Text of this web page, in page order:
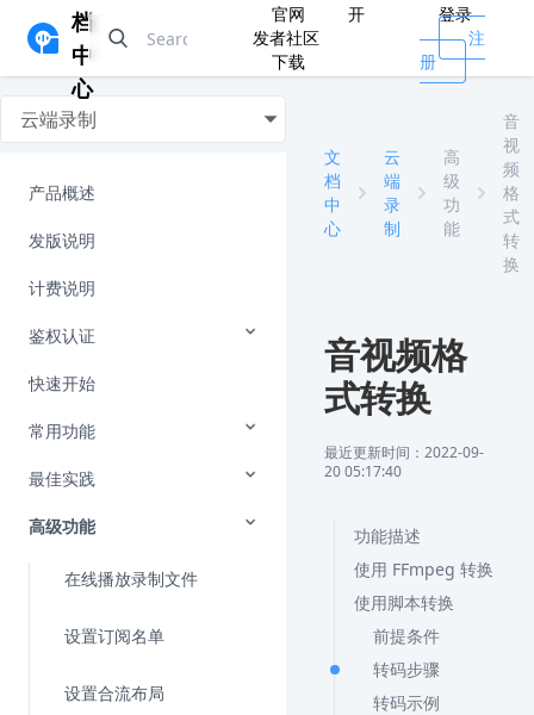
档
中
心
官网
开
发者社区
下载
登录
注
册
云端录制
产品概述
发版说明
计费说明
鉴权认证
快速开始
常用功能
最佳实践
高级功能
在线播放录制文件
设置订阅名单
设置合流布局
文
档
中
心
云
端
录
制
高
级
功
能
音
视
频
格
式
转
换
音视频格
式转换
最近更新时间：2022-09-
20 05:17:40
功能描述
使用 FFmpeg 转换
使用脚本转换
前提条件
转码步骤
转码示例